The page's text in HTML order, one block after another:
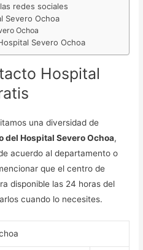
redes sociales
Severo Ochoa
Ochoa
Severo Ochoa
Hospital
una diversidad de
del Hospital Severo Ochoa,
acuerdo al departamento o
que el centro de
disponible las 24 horas del
cuando lo necesites.